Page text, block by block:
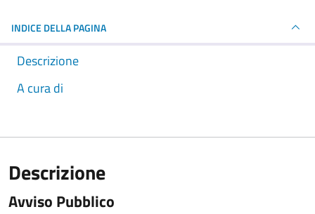
INDICE DELLA PAGINA
Descrizione
A cura di
Descrizione
Avviso Pubblico